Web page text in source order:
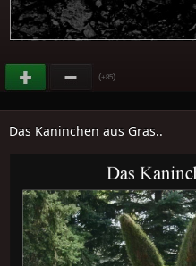
(+85)
Das Kaninchen aus Gras..